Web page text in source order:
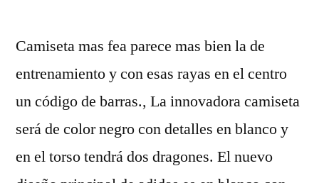
Camiseta mas fea parece mas bien la de
entrenamiento y con esas rayas en el centro
un código de barras., La innovadora camiseta
será de color negro con detalles en blanco y
en el torso tendrá dos dragones. El nuevo